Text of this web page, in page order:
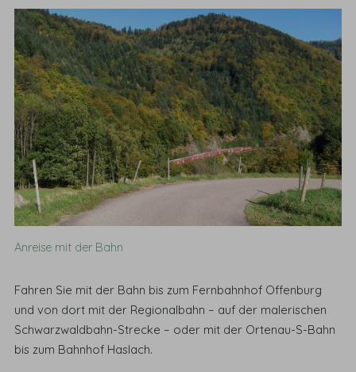
Anreise mit der Bahn
Fahren Sie mit der Bahn bis zum Fernbahnhof Offenburg
und von dort mit der Regionalbahn – auf der malerischen
Schwarzwaldbahn-Strecke – oder mit der Ortenau-S-Bahn
bis zum Bahnhof Haslach.